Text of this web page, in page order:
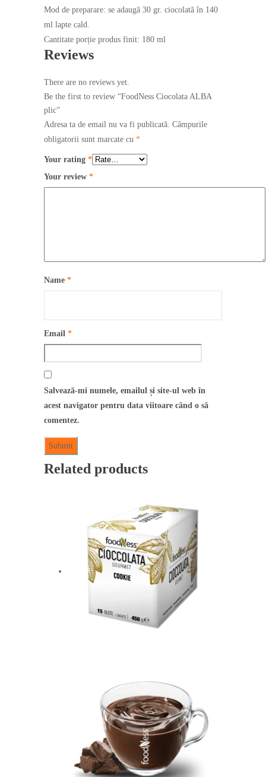
Mod de preparare: se adaugă 30 gr. ciocolată în 140
ml lapte cald.
Cantitate porție produs finit: 180 ml
Reviews
There are no reviews yet.
Be the first to review “FoodNess Ciocolata ALBA
plic”
Adresa ta de email nu va fi publicată. Câmpurile
obligatorii sunt marcate cu *
Your rating *
Your review *
Name *
Email *
Salvează-mi numele, emailul și site-ul web în
acest navigator pentru data viitoare când o să
comentez.
Related products